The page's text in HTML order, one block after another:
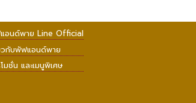
อนด์พาย Line Official
วกับพัฟแอนด์พาย
มชั่น และเมนูพิเศษ